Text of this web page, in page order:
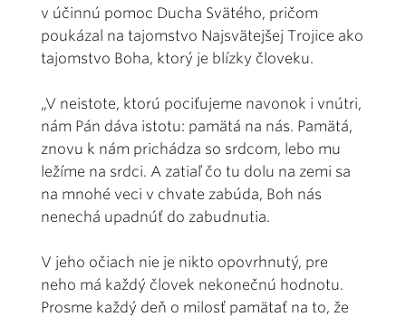
v účinnú pomoc Ducha Svätého, pričom
poukázal na tajomstvo Najsvätejšej Trojice ako
tajomstvo Boha, ktorý je blízky človeku.
„V neistote, ktorú pociťujeme navonok i vnútri,
nám Pán dáva istotu: pamätá na nás. Pamätá,
znovu k nám prichádza so srdcom, lebo mu
ležíme na srdci. A zatiaľ čo tu dolu na zemi sa
na mnohé veci v chvate zabúda, Boh nás
nenechá upadnúť do zabudnutia.
V jeho očiach nie je nikto opovrhnutý, pre
neho má každý človek nekonečnú hodnotu.
Prosme každý deň o milosť pamätať na to, že